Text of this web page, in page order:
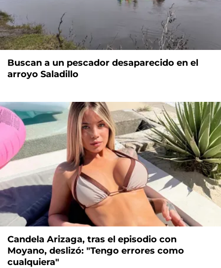
Buscan a un pescador desaparecido en el
arroyo Saladillo
Candela Arizaga, tras el episodio con
Moyano, deslizó: "Tengo errores como
cualquiera"